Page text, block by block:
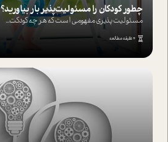
چطور کودکان را مسئولیت‌پذیر بار بیاورید؟
مسئولیت پذیری مفهومی ا ست که هر چه کودکت...
4 دقیقه مطالعه